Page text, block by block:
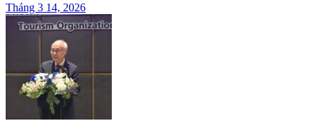
Tháng 3 14, 2026